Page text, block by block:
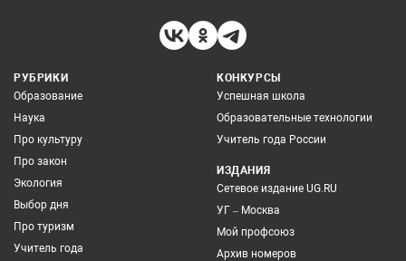
РУБРИКИ
Образование
Наука
Про культуру
Про закон
Экология
Выбор дня
Про туризм
Учитель года
КОНКУРСЫ
Успешная школа
Образовательные технологии
Учитель года России
ИЗДАНИЯ
Сетевое издание UG.RU
УГ – Москва
Мой профсоюз
Архив номеров